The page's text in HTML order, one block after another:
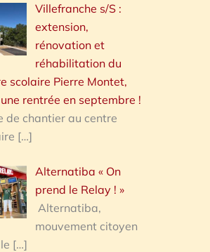
Villefranche s/S :
extension,
rénovation et
réhabilitation du
scolaire Pierre Montet,
rentrée en septembre !
de chantier au centre
[…]
Alternatiba « On
prend le Relay ! »
Alternatiba,
mouvement citoyen
[…]